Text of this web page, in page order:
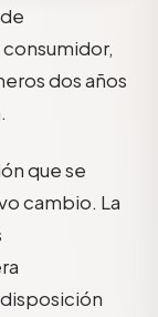
dos años
que se
cambio. La